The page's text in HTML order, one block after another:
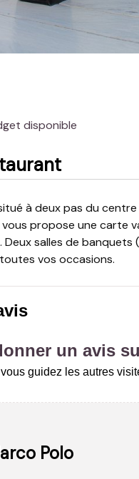
disponible
propose une carte
Deux salles de
vos occasions.
un avis
guidez les autres
Polo